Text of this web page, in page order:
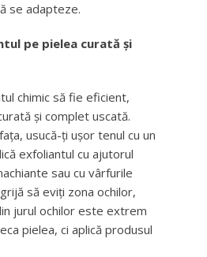
se adapteze.
pe pielea curată și
chimic să fie eficient,
și complet uscată.
usucă-ți ușor tenul cu un
exfoliantul cu ajutorul
sau cu vârfurile
să eviți zona ochilor,
jurul ochilor este extrem
pielea, ci aplică produsul